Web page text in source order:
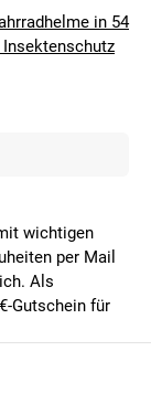
in 54
wichtigen
per Mail
Als
Gutschein für